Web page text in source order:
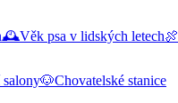
🕰️Věk psa v lidských letech🍖
salony🐶Chovatelské stanice